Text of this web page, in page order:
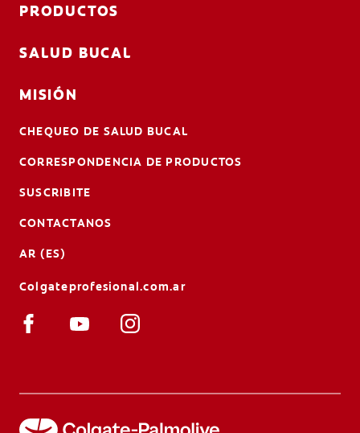
PRODUCTOS
SALUD BUCAL
MISIÓN
CHEQUEO DE SALUD BUCAL
CORRESPONDENCIA DE PRODUCTOS
SUSCRIBITE
CONTACTANOS
AR (ES)
Colgateprofesional.com.ar